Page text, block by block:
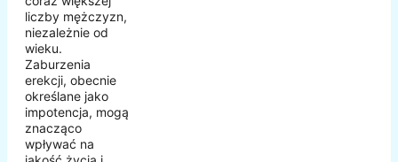
liczby mężczyzn,
niezależnie od
wieku.
Zaburzenia
erekcji, obecnie
określane jako
impotencja, mogą
znacząco
wpływać na